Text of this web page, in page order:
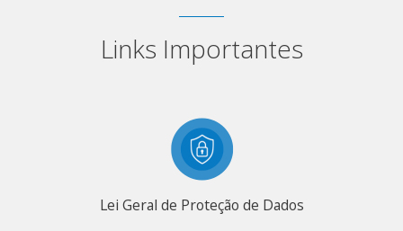
Links Importantes
Lei Geral de Proteção de Dados